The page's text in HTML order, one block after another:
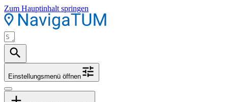
Zum Hauptinhalt springen
Einstellungsmenü öffnen